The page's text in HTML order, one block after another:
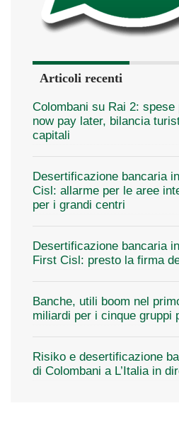
Articoli recenti
Colombani su Rai 2:
now pay later, bilancia
capitali
Desertificazione bancaria
Cisl: allarme per le aree
per i grandi centri
Desertificazione bancaria
First Cisl: presto la firma
Banche, utili boom nel
miliardi per i cinque gruppi
Risiko e desertificazione
di Colombani a L’Italia in